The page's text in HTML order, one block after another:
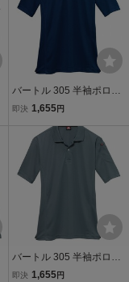
バートル 305 半袖ポロシ
ャツ ドライメッシュ ネイ
速乾 作業服 作業着
即決 1,655円
バートル 305 半袖ポロシ
ャツ ドライメッシュ ステ
即決 1,655円